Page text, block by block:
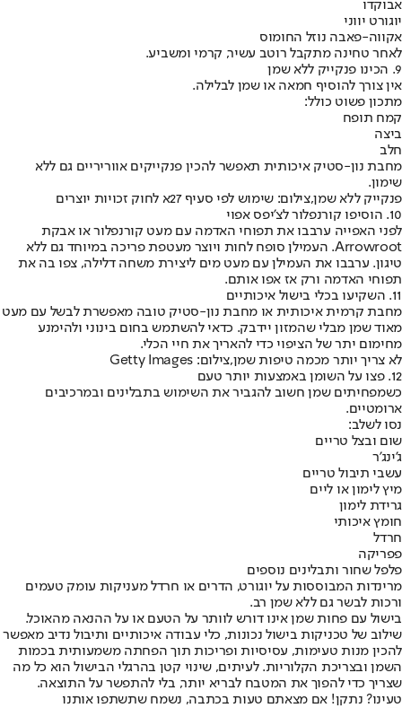
אבוקדו
יוגורט יווני
אקווה-פאבה נוזל החומוס
לאחר טחינה מתקבל רוטב עשיר, קרמי ומשביע.
9. הכינו פנקייק ללא שמן
אין צורך להוסיף חמאה או שמן לבלילה.
מתכון פשוט כולל:
קמח תופח
ביצה
חלב
מחבת נון-סטיק איכותית תאפשר להכין פנקייקים אווריריים גם ללא
שימון.
פנקייק ללא שמן,צילום: שימוש לפי סעיף 27א לחוק זכויות יוצרים
10. הוסיפו קורנפלור לצ'יפס אפוי
לפני האפייה ערבבו את תפוחי האדמה עם מעט קורנפלור או אבקת
Arrowroot. העמילן סופח לחות ויוצר מעטפת פריכה במיוחד גם ללא
טיגון. ערבבו את העמילן עם מעט מים ליצירת משחה דלילה, צפו בה את
תפוחי האדמה ורק אז אפו אותם.
11. השקיעו בכלי בישול איכותיים
מחבת קרמית איכותית או מחבת נון-סטיק טובה מאפשרת לבשל עם מעט
מאוד שמן מבלי שהמזון יידבק. כדאי להשתמש בחום בינוני ולהימנע
מחימום יתר של הציפוי כדי להאריך את חיי הכלי.
לא צריך יותר מכמה טיפות שמן,צילום: Getty Images
12. פצו על השומן באמצעות יותר טעם
כשמפחיתים שמן חשוב להגביר את השימוש בתבלינים ובמרכיבים
ארומטיים.
נסו לשלב:
שום ובצל טריים
ג'ינג'ר
עשבי תיבול טריים
מיץ לימון או ליים
גרידת לימון
חומץ איכותי
חרדל
פפריקה
פלפל שחור ותבלינים נוספים
מרינדות המבוססות על יוגורט, הדרים או חרדל מעניקות עומק טעמים
ורכות לבשר גם ללא שמן רב.
בישול עם פחות שמן אינו דורש לוותר על הטעם או על ההנאה מהאוכל.
שילוב של טכניקות בישול נכונות, כלי עבודה איכותיים ותיבול נדיב מאפשר
להכין מנות טעימות, עסיסיות ופריכות תוך הפחתה משמעותית בכמות
השמן ובצריכת הקלוריות. לעיתים, שינוי קטן בהרגלי הבישול הוא כל מה
שצריך כדי להפוך את המטבח לבריא יותר, בלי להתפשר על התוצאה.
טעינו? נתקן! אם מצאתם טעות בכתבה, נשמח שתשתפו אותנו